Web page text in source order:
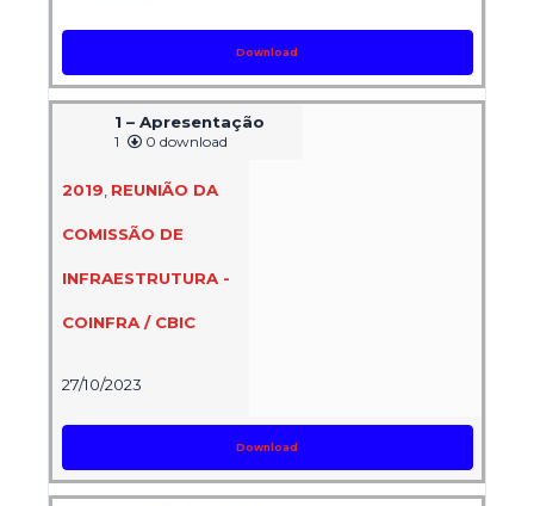
Download
1 – Apresentação
1 0 download
2019 REUNIÃO DA
COMISSÃO DE
INFRAESTRUTURA -
COINFRA / CBIC
27/10/2023
Download